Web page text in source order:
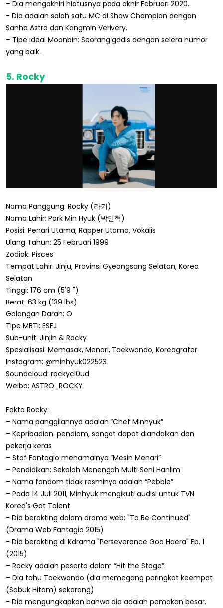
– Dia mengakhiri hiatusnya pada akhir Februari 2020.
- Dia adalah salah satu MC di Show Champion dengan
Sanha Astro dan Kangmin Verivery.
– Tipe ideal Moonbin: Seorang gadis dengan selera humor
yang baik.
5. Rocky
Nama Panggung: Rocky (라키)
Nama Lahir: Park Min Hyuk (박민혁)
Posisi: Penari Utama, Rapper Utama, Vokalis
Ulang Tahun: 25 Februari 1999
Zodiak: Pisces
Tempat Lahir: Jinju, Provinsi Gyeongsang Selatan, Korea
Selatan
Tinggi: 176 cm (5'9 ")
Berat: 63 kg (139 lbs)
Golongan Darah: O
Tipe MBTI: ESFJ
Sub-unit: Jinjin & Rocky
Spesialisasi: Memasak, Menari, Taekwondo, Koreografer
Instagram: @minhyuk022523
Soundcloud: rockycl0ud
Weibo: ASTRO_ROCKY
Fakta Rocky:
– Nama panggilannya adalah “Chef Minhyuk”
– Kepribadian: pendiam, sangat dapat diandalkan dan
pekerja keras
– Staf Fantagio menamainya “Mesin Menari”
– Pendidikan: Sekolah Menengah Multi Seni Hanlim
– Nama fandom tidak resminya adalah “Pebble”
– Pada 14 Juli 2011, Minhyuk mengikuti audisi untuk TVN
Korea's Got Talent.
- Dia berakting dalam drama web: "To Be Continued"
(Drama Web Fantagio 2015)
- Dia berakting di Kdrama "Perseverance Goo Haera" Ep. 1
(2015)
– Rocky adalah peserta dalam “Hit the Stage”.
– Dia tahu Taekwondo (dia memegang peringkat keempat
(Sabuk Hitam) sekarang)
- Dia mengungkapkan bahwa dia adalah pemakan besar.